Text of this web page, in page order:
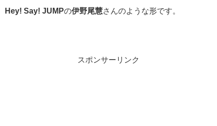
Hey! Say! JUMPの伊野尾慧さんのような形です。
スポンサーリンク